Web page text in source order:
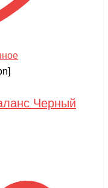
Черный